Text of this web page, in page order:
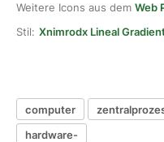
Weitere Icons aus dem Web
Stil: Xnimrodx Lineal
computer
hardware-